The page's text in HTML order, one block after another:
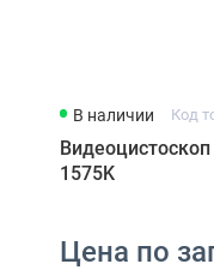
В наличии Код
Видеоцистоскоп
1575K
Цена по